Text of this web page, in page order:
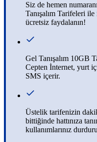
Siz de hemen
Tanışalım Tarifeleri
ücretsiz faydalanın!
Gel Tanışalım 10GB
Cepten İnternet, yurt
SMS içerir.
Üstelik tarifenizin
bittiğinde hattınıza
kullanımlarınız